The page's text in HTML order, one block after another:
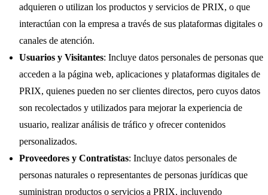
adquieren o utilizan los productos y servicios de PRIX, o que
interactúan con la empresa a través de sus plataformas digitales o
canales de atención.
Usuarios y Visitantes: Incluye datos personales de personas que
acceden a la página web, aplicaciones y plataformas digitales de
PRIX, quienes pueden no ser clientes directos, pero cuyos datos
son recolectados y utilizados para mejorar la experiencia de
usuario, realizar análisis de tráfico y ofrecer contenidos
personalizados.
Proveedores y Contratistas: Incluye datos personales de
personas naturales o representantes de personas jurídicas que
suministran productos o servicios a PRIX, incluyendo